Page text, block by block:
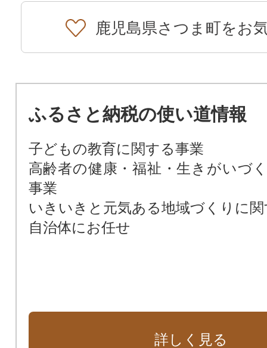
鹿児島県さつま町をお
ふるさと納税の使い道情報
子どもの教育に関する事業
高齢者の健康・福祉・生きがいづ
事業
いきいきと元気ある地域づくりに
自治体にお任せ
詳しく見る